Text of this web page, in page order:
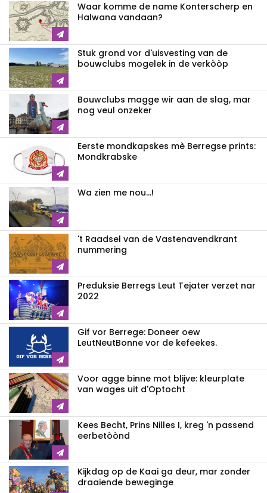
Waar komme de name Konterscherp en
Halwana vandaan?
Stuk grond vor d'uisvesting van de
bouwclubs mogelek in de verkòòp
Bouwclubs magge wir aan de slag, mar
nog veul onzeker
Eerste mondkapskes mè Berregse prints:
Mondkrabske
Wa zien me nou...!
't Raadsel van de Vastenavendkrant
nummering
Preduksie Berregs Leut Tejater verzet nar
2022
Gif vor Berrege: Doneer oew
LeutNeutBonne vor de kefeekes.
Voor agge binne mot blijve: kleurplate
van wages uit d'Optocht
Kees Becht, Prins Nilles I, kreg 'n passend
eerbetòònd
Kijkdag op de Kaai ga deur, mar zonder
draaiende beweginge